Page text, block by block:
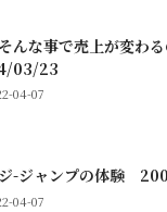
んな事で売上が変わ
03/23
04-07
-ジャンプの体験
04-07